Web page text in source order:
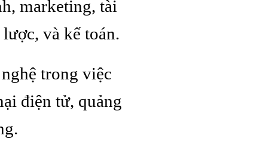
marketing, tài
và kế toán.
trong việc
điện tử, quảng